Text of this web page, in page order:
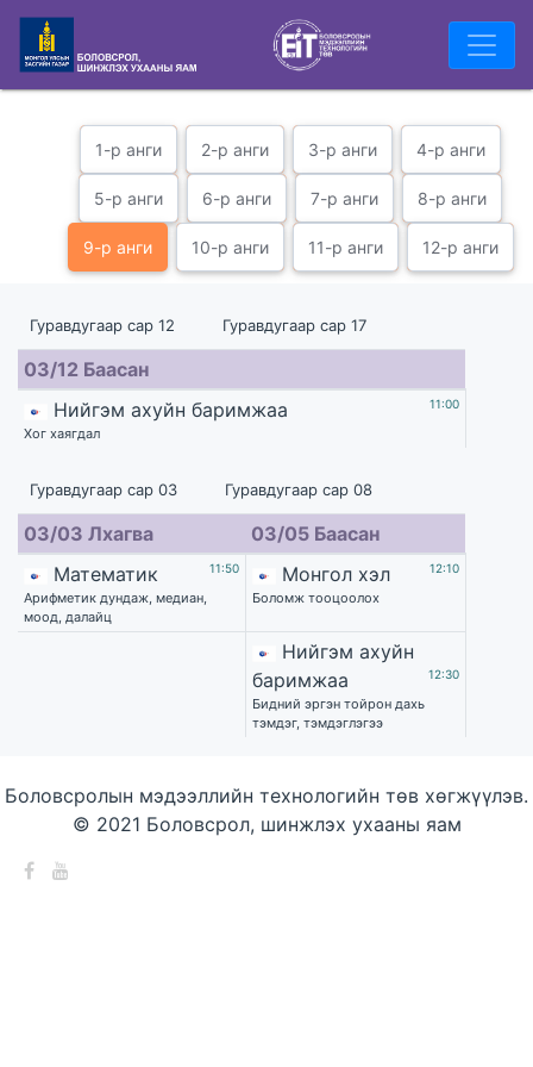
1-р анги 2-р анги 3-р анги 4-р анги
5-р анги 6-р анги 7-р анги 8-р анги
9-р анги 10-р анги 11-р анги 12-р анги
Гуравдугаар сар 12 Гуравдугаар сар 17
03/12 Баасан
Нийгэм ахуйн баримжаа
11:00
Хог хаягдал
Гуравдугаар сар 03 Гуравдугаар сар 08
03/03 Лхагва
03/05 Баасан
Математик
11:50
Арифметик дундаж, медиан,
моод, далайц
Монгол хэл 12:10
Боломж тооцоолох
Нийгэм ахуйн
баримжаа
12:30
Бидний эргэн тойрон дахь
тэмдэг, тэмдэглэгээ
Боловсролын мэдээллийн технологийн төв хөгжүүлэв.
© 2021 Боловсрол, шинжлэх ухааны яам